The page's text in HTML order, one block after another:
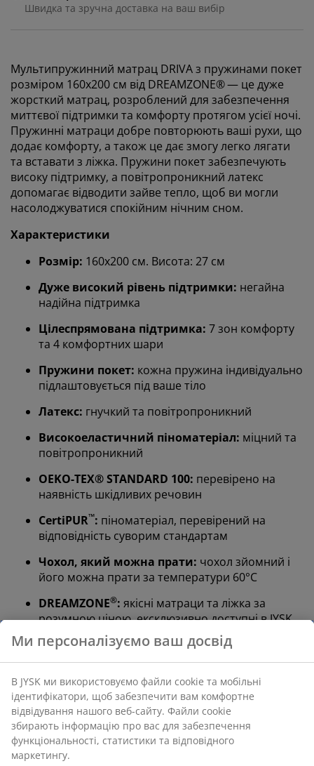
Швидка та зручна доставка на ваш вибір
Мультипружинний матрац DRIVA з пружинами покет
розміром 160x200 см від DREAMZONE®— це дуже
жорсткий матрац, розроблений для забезпечення
миттєвої підтримки та комфорту протягом усієї ночі.
Пружинні матраци добре повторюють ваші рухи, що
додає комфорту, а також це дає змогу легко лягати
та вставати з ліжка. Пружини покет забезпечують
високу підтримку, а повітропроникний латекс
допомагає відводити зайве тепло, щоб ви могли
насолоджуватися спокійним нічним сном.
Характеристики
Розмір: 160х200 см. Висота: 27 см
Дуже високий рівень підтримки: негайна
надійна підтримка
Цілеспрямована підтримка: 7 зон комфорту
та 4 комфортних шари
Пружини покет: кожна пружина індивідуально
підлаштовується під ваше тіло
Латекс: гнучкий та повітропроникний
Високоеластичний піноматеріал: міцний та
повітропроникний
OEKO-TEX® STANDARD 100: перевірено на
наявність шкідливих речовин
CertiPUR™: піноматеріал, перевірений на
відповідність суворим стандартам
Чохол, який можна прати: чохол зйомний і
його можна прати за температури 60°C
DREAMZONE®: якісні матраци та ліжка за
розумною ціною, ексклюзивно доступні в JYSK
100-денний тестовий період та гарантія на
25 років:надійний та довговічний вибір
Дуже високий рівень підтримки
Дуже жорсткий матрац забезпечує миттєву
підтримку, що гарантує мінімальне прогинання
протягом усієї ночі. Хоча комфорт відрізняється від
людини до людини, загалом, чим ви важчі, тим